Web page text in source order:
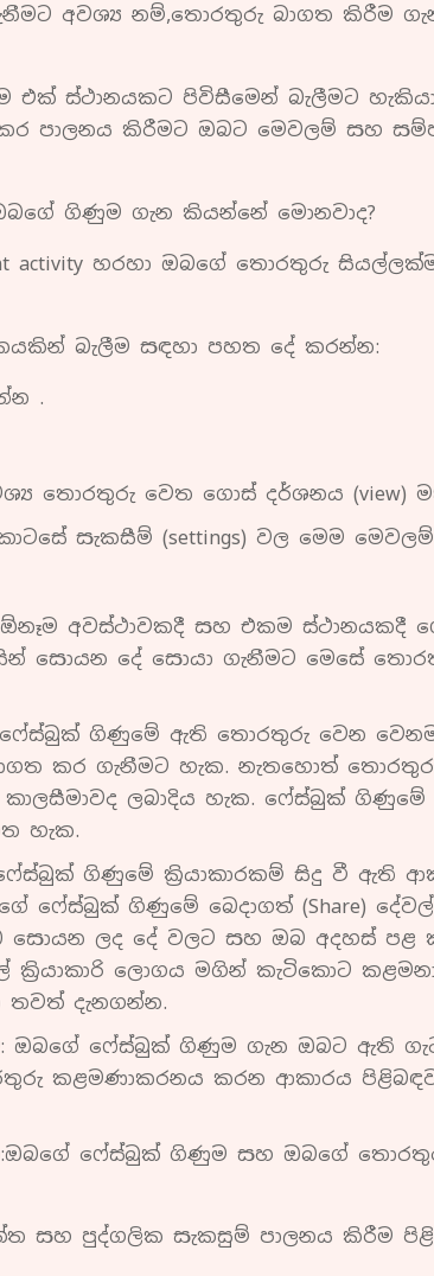
අවශ්‍ය නම්,තොරතුරු බාගත කිරීම
ස්ථානයකට පිවිසීමෙන් බැලීමට
පාලනය කිරීමට ඔබට මෙවලම් සහ සම්පත්
ගිණුම ගැන කියන්නේ මොනවාද?
activity හරහා ඔබගේ තොරතුරු
බැලීම සඳහා පහත දේ කරන්න:
.
තොරතුරු වෙත ගොස් දර්ශනය (view)
සැකසීම් (settings) වල මෙම
අවස්ථාවකදී සහ එකම ස්ථානයකදී
සොයන දේ සොයා ගැනීමට මෙසේ
ගිණුමේ ඇති තොරතුරු වෙන වෙනම
කර ගැනීමට හැක. නැතහොත්
ලබාදිය හැක. ෆේස්බුක්
හැක.
ගිණුමේ ක්‍රියාකාරකම් සිදු වී ඇති
ෆේස්බුක් ගිණුමේ බෙදාගත් (Share)
සොයන ලද දේ වලට සහ ඔබ අදහස් පළ
ක්‍රියාකාරි ලොගය‍ මගින් කැටිකොට
තවත් දැනගන්න.
: ඔබගේ ෆේස්බුක් ගිණුම ගැන ඔබට ඇති
කළමණාකරනය කරන ආකාරය
:ඔබගේ ෆේස්බුක් ගිණුම සහ ඔබගේ
දත්ත සහ පුද්ගලික සැකසුම් පාලනය කිරීම